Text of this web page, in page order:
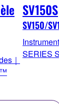
｜
SV150S
SV150/
SERIES